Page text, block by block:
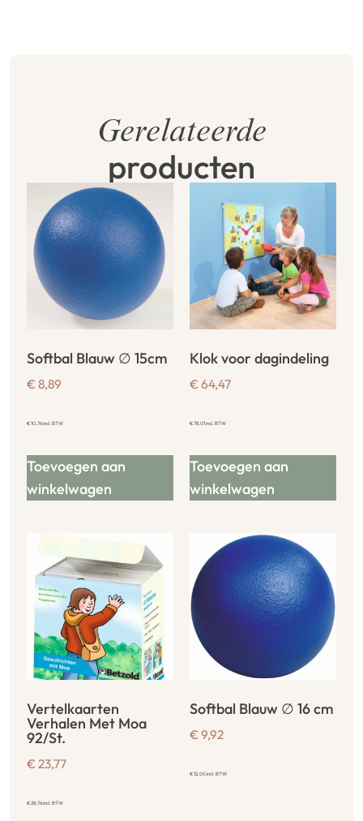
Gerelateerde
producten
Softbal Blauw ∅ 15cm
€ 8,89
€10,76incl. BTW
Toevoegen aan
winkelwagen
Klok voor dagindeling
€ 64,47
€78,01incl. BTW
Toevoegen aan
winkelwagen
Vertelkaarten
Verhalen Met Moa
92/St.
€ 23,77
€28,76incl. BTW
Softbal Blauw ∅ 16 cm
€ 9,92
€12,00incl. BTW